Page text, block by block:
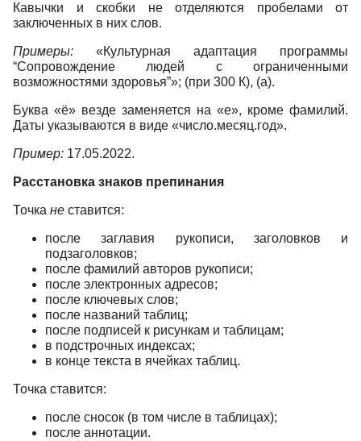
Кавычки и скобки не отделяются пробелами от
заключенных в них слов.
Примеры: «Культурная адаптация программы
“Сопровождение людей с ограниченными
возможностями здоровья”»; (при 300 К), (а).
Буква «ё» везде заменяется на «е», кроме фамилий.
Даты указываются в виде «число.месяц.год».
Пример: 17.05.2022.
Расстановка знаков препинания
Точка не ставится:
после заглавия рукописи, заголовков и
подзаголовков;
после фамилий авторов рукописи;
после электронных адресов;
после ключевых слов;
после названий таблиц;
после подписей к рисункам и таблицам;
в подстрочных индексах;
в конце текста в ячейках таблиц.
Точка ставится:
после сносок (в том числе в таблицах);
после аннотации.